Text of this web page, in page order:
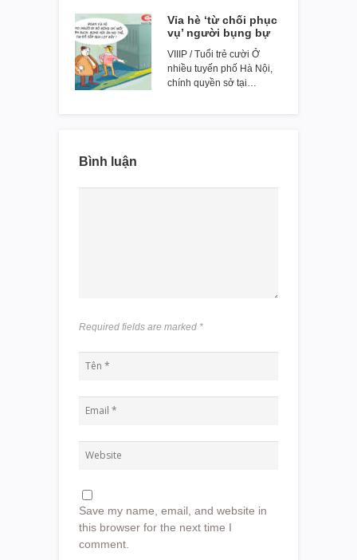
Vỉa hè ‘từ chối phục
vụ’ người bụng bự
VIIIP / Tuổi trẻ cười Ở
nhiều tuyến phố Hà Nội,
chính quyền sở tại…
Bình luận
Required fields are marked *
Save my name, email, and website in
this browser for the next time I
comment.